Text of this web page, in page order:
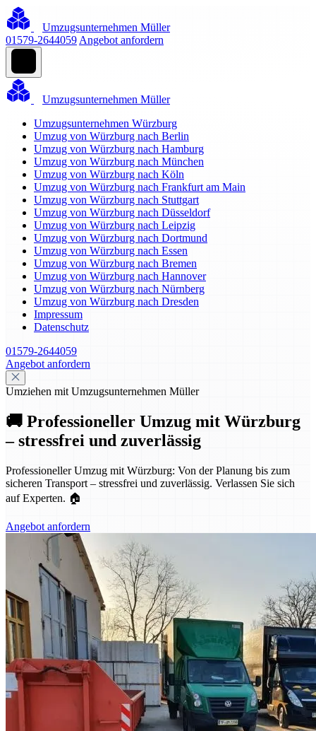
Umzugsunternehmen Müller
01579-2644059 Angebot anfordern
Umzugsunternehmen Müller
Umzugsunternehmen Würzburg
Umzug von Würzburg nach Berlin
Umzug von Würzburg nach Hamburg
Umzug von Würzburg nach München
Umzug von Würzburg nach Köln
Umzug von Würzburg nach Frankfurt am Main
Umzug von Würzburg nach Stuttgart
Umzug von Würzburg nach Düsseldorf
Umzug von Würzburg nach Leipzig
Umzug von Würzburg nach Dortmund
Umzug von Würzburg nach Essen
Umzug von Würzburg nach Bremen
Umzug von Würzburg nach Hannover
Umzug von Würzburg nach Nürnberg
Umzug von Würzburg nach Dresden
Impressum
Datenschutz
01579-2644059
Angebot anfordern
Umziehen mit Umzugsunternehmen Müller
🚚 Professioneller Umzug mit Würzburg
– stressfrei und zuverlässig
Professioneller Umzug mit Würzburg: Von der Planung bis zum
sicheren Transport – stressfrei und zuverlässig. Verlassen Sie sich
auf Experten. 🏠
Angebot anfordern